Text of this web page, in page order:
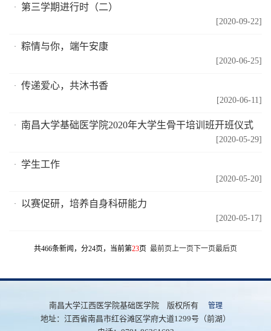
第三学期进行时（二）
[2020-09-22]
粽情与你，端午安康
[2020-06-25]
传递爱心，共沐书香
[2020-06-11]
南昌大学基础医学院2020年大学生骨干培训班开班仪式
[2020-05-29]
学生工作
[2020-05-20]
以赛促研，培养自身科研能力
[2020-05-17]
共466条新闻，分24页，当前第23页 最前页上一页 下一页最后页
南昌大学江西医学院基础医学院 版权所有 管理
地址：江西省南昌市红谷滩区学府大道1299号（前湖）